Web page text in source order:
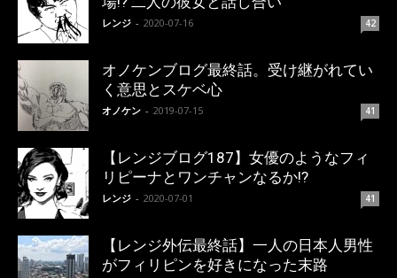
レンジ - 2020-07-16 42
オノケンブログ最終話。受け継がれてい
く意思とスケベ心
オノケン - 2019-07-15 41
【レンジブログ187】女優のようなフィ
リピーナとワンチャンなるか!?
レンジ - 2020-07-01 41
【レンジ外伝最終話】一人の日本人男性
がフィリピンを好きになった末路